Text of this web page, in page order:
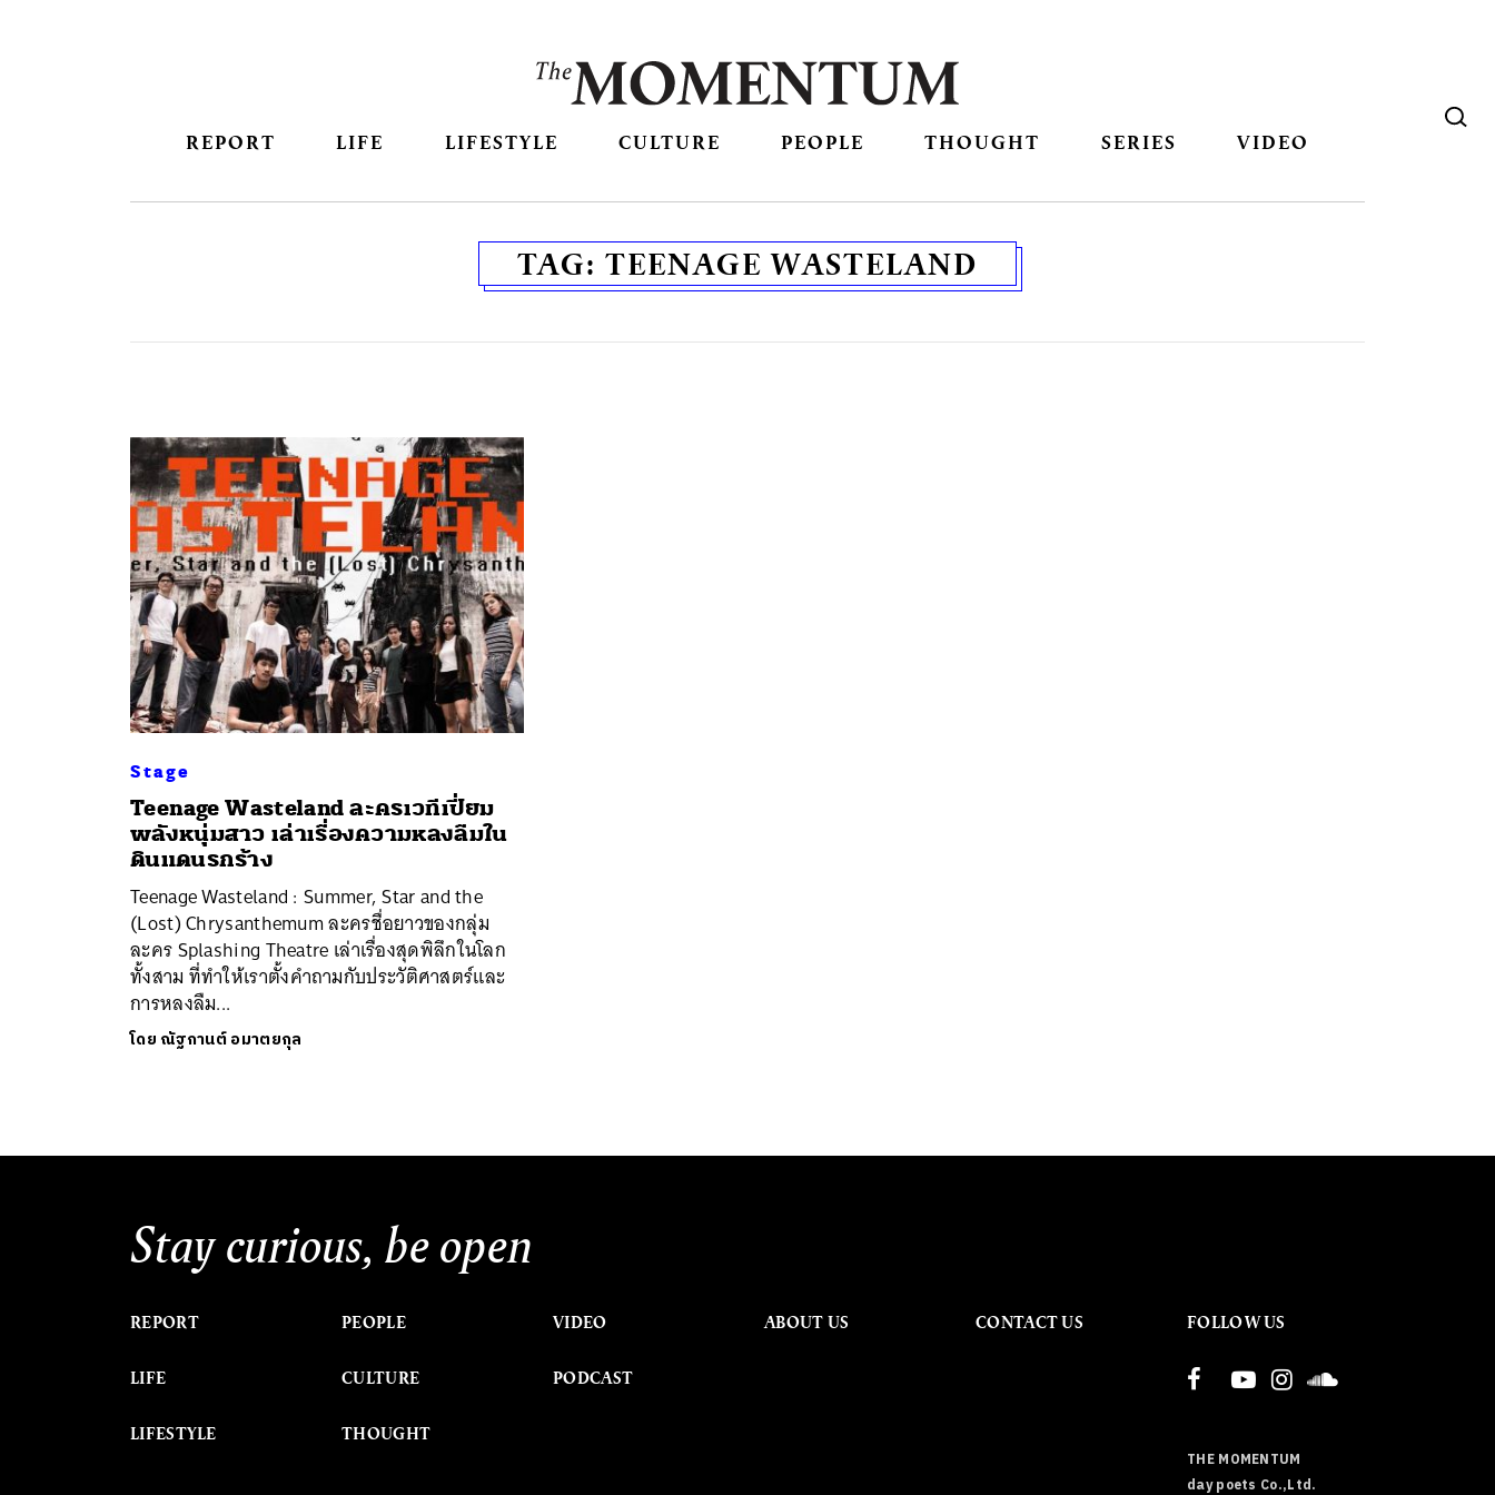
REPORT LIFE LIFESTYLE CULTURE PEOPLE THOUGHT SERIES VIDEO
TAG: TEENAGE WASTELAND
Stage
Teenage Wasteland ละครเวทีเปี่ยม
พลังหนุ่มสาว เล่าเรื่องความหลงลืมใน
ดินแดนรกร้าง
Teenage Wasteland : Summer, Star and the
(Lost) Chrysanthemum ละครชื่อยาวของกลุ่ม
ละคร Splashing Theatre เล่าเรื่องสุดพิลึกในโลก
ทั้งสาม ที่ทำให้เราตั้งคำถามกับประวัติศาสตร์และ
การหลงลืม...
โดย ณัฐกานต์ อมาตยกุล
Stay curious, be open
REPORT
LIFE
LIFESTYLE
PEOPLE
CULTURE
THOUGHT
VIDEO
PODCAST
ABOUT US CONTACT US FOLLOW US
THE MOMENTUM
day poets Co.,Ltd.